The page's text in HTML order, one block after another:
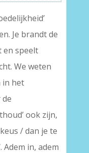
Je brandt de
en speelt
We weten
in het
ook zijn,
/ dan je te
in, adem